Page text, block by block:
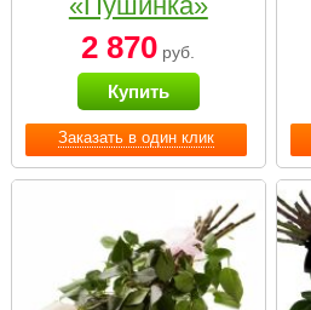
Заказать в один клик
2 870 руб.
Купить